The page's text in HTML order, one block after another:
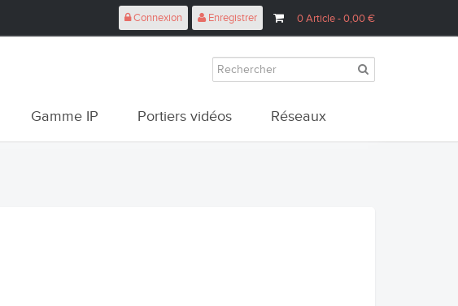
0Article- 0,00 €
Connexion Enregistrer
Gamme IP Portiers vidéos Réseaux